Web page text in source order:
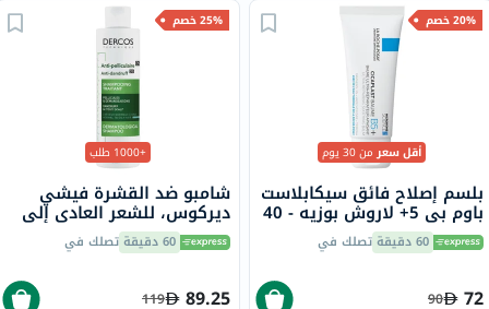
20% خصم
أقل سعرمن 30 يوم
بلسم إصلاح فائق سيكابلاست
باوم بي 5+ لاروش بوزيه - 40
مل 60 دقيقة تصلك في
72
90
25% خصم
+1000 طلب
شامبو ضد القشرة فيشي
ديركوس، للشعر العادي إلى
الدهني، 200 مل
60 دقيقة تصلك في
89.25
119